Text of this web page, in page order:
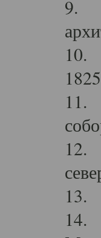
9.
10.
11.
12.
13.
14.